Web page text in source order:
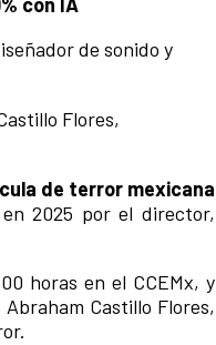
de sonido y
Flores,
de terror mexicana
2025 por el director,
horas en el CCEMx, y
Castillo Flores,